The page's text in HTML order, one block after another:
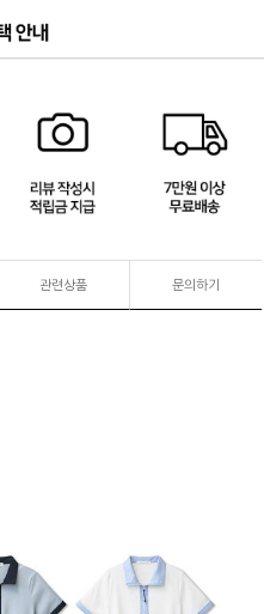
관련상품 문의하기